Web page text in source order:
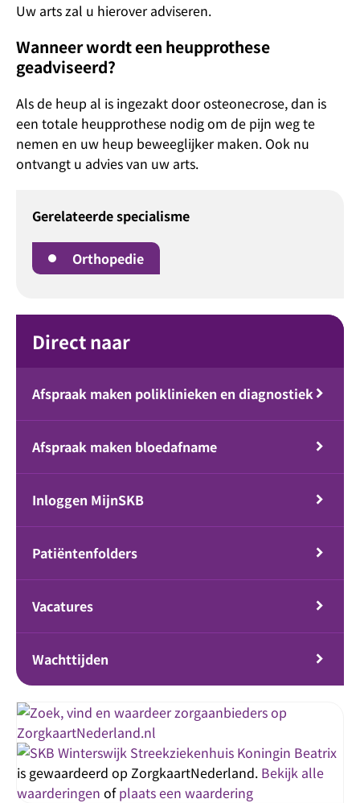
Uw arts zal u hierover adviseren.
Wanneer wordt een heupprothese
geadviseerd?
Als de heup al is ingezakt door osteonecrose, dan is
een totale heupprothese nodig om de pijn weg te
nemen en uw heup beweeglijker maken. Ook nu
ontvangt u advies van uw arts.
Gerelateerde specialisme
Orthopedie
Direct naar
Afspraak maken poliklinieken en diagnostiek
Afspraak maken bloedafname
Inloggen MijnSKB
Patiëntenfolders
Vacatures
Wachttijden
Streekziekenhuis Koningin Beatrix
is gewaardeerd op ZorgkaartNederland. Bekijk alle
waarderingen ofplaats een waardering